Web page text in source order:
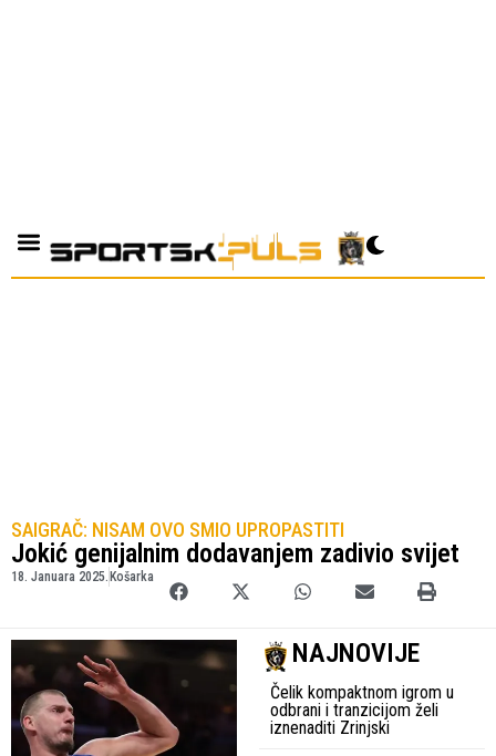
SAIGRAČ: NISAM OVO SMIO UPROPASTITI
Jokić genijalnim dodavanjem zadivio svijet
18. Januara 2025. Košarka
NAJNOVIJE
Čelik kompaktnom igrom u
odbrani i tranzicijom želi
iznenaditi Zrinjski